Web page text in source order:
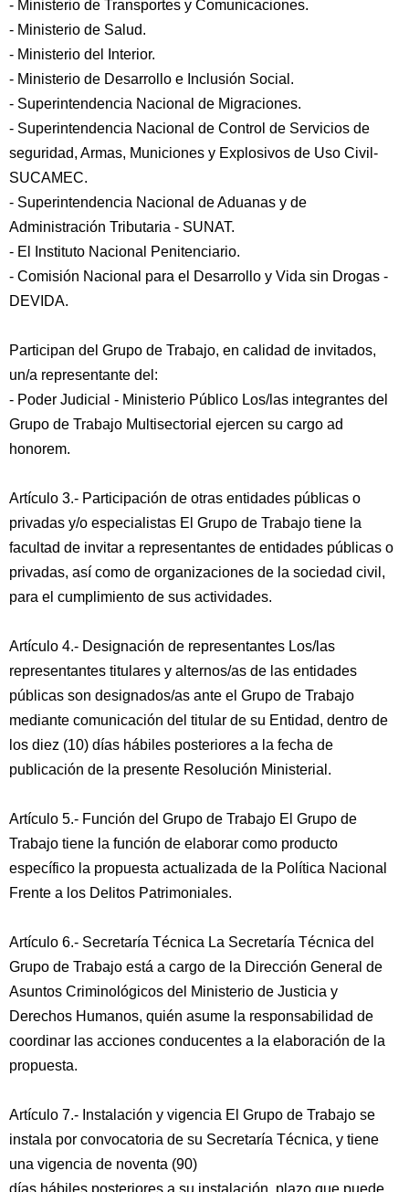
- Ministerio de Transportes y Comunicaciones.
- Ministerio de Salud.
- Ministerio del Interior.
- Ministerio de Desarrollo e Inclusión Social.
- Superintendencia Nacional de Migraciones.
- Superintendencia Nacional de Control de Servicios de
seguridad, Armas, Municiones y Explosivos de Uso Civil-
SUCAMEC.
- Superintendencia Nacional de Aduanas y de
Administración Tributaria - SUNAT.
- El Instituto Nacional Penitenciario.
- Comisión Nacional para el Desarrollo y Vida sin Drogas -
DEVIDA.
Participan del Grupo de Trabajo, en calidad de invitados,
un/a representante del:
- Poder Judicial - Ministerio Público Los/las integrantes del
Grupo de Trabajo Multisectorial ejercen su cargo ad
honorem.
Artículo 3.- Participación de otras entidades públicas o
privadas y/o especialistas El Grupo de Trabajo tiene la
facultad de invitar a representantes de entidades públicas o
privadas, así como de organizaciones de la sociedad civil,
para el cumplimiento de sus actividades.
Artículo 4.- Designación de representantes Los/las
representantes titulares y alternos/as de las entidades
públicas son designados/as ante el Grupo de Trabajo
mediante comunicación del titular de su Entidad, dentro de
los diez (10) días hábiles posteriores a la fecha de
publicación de la presente Resolución Ministerial.
Artículo 5.- Función del Grupo de Trabajo El Grupo de
Trabajo tiene la función de elaborar como producto
específico la propuesta actualizada de la Política Nacional
Frente a los Delitos Patrimoniales.
Artículo 6.- Secretaría Técnica La Secretaría Técnica del
Grupo de Trabajo está a cargo de la Dirección General de
Asuntos Criminológicos del Ministerio de Justicia y
Derechos Humanos, quién asume la responsabilidad de
coordinar las acciones conducentes a la elaboración de la
propuesta.
Artículo 7.- Instalación y vigencia El Grupo de Trabajo se
instala por convocatoria de su Secretaría Técnica, y tiene
una vigencia de noventa (90)
días hábiles posteriores a su instalación, plazo que puede